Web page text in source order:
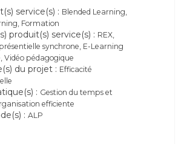
service(s) : Blended Learning,
Formation
produit(s) service(s) : REX,
synchrone, E-Learning
Vidéo pédagogique
du projet : Efficacité
: Gestion du temps et
efficiente
: ALP